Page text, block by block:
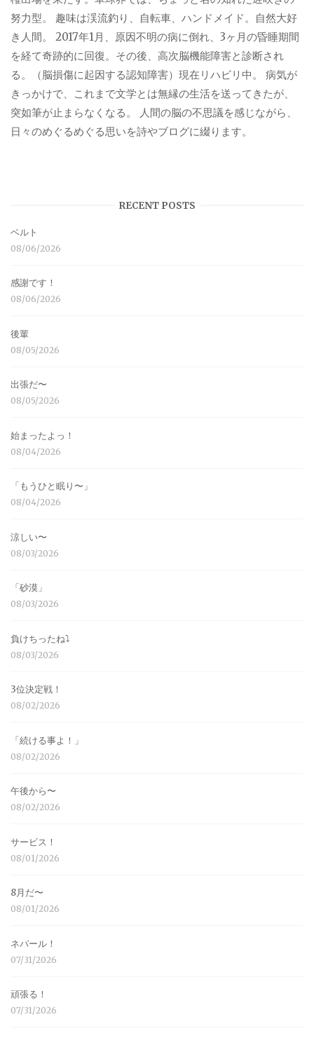
努力型。 趣味は渓流釣り、自転車、ハンドメイド。自然大好
き人間。 2017年1月、原因不明の病に倒れ、3ヶ月の昏睡期間
を経て奇跡的に回復。その後、高次脳機能障害と診断され
る。（脳損傷に起因する認知障害）現在リハビリ中。 病気が
きっかけで、これまで文学とは無縁の生活を送ってきたが、
突如筆が止まらなくなる。 人間の脳の不思議を感じながら、
日々のめぐるめぐる思いを詩やブログに綴ります。
RECENT POSTS
ベルト
08/06/2026
感謝です！
08/06/2026
後輩
08/05/2026
出張だ〜
08/05/2026
始まったよっ！
08/04/2026
「もうひと眠り〜」
08/04/2026
涼しい〜
08/03/2026
「砂漠」
08/03/2026
負けちったね⤵︎
08/03/2026
3位決定戦！
08/02/2026
「続ける事よ！」
08/02/2026
午後から〜
08/02/2026
サービス！
08/01/2026
8月だ〜
08/01/2026
ネパール！
07/31/2026
頑張る！
07/31/2026